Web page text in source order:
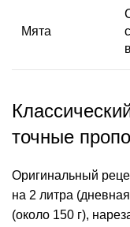
Мята
точные
Оригинальный
на 2 литра
(около 150 г),